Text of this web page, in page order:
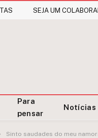
SEJA UM
Para
pensar
Notícias
Sinto saudades do meu